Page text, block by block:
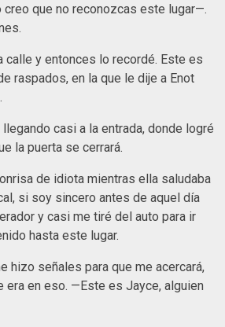
creo que no reconozcas este lugar—.
calle y entonces lo recordé. Este es
raspados, en la que le dije a Enot
casi a la entrada, donde logré
la puerta se cerrará.
de idiota mientras ella saludaba
si soy sincero antes de aquel día
y casi me tiré del auto para ir
hasta este lugar.
hizo señales para que me acercará,
era en eso. —Este es Jayce, alguien